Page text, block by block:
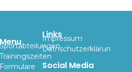
Menu
Sportabteilungen
Trainingszeiten
Formulare
Links
Impressum
Datnschutzerklärun
Social Media